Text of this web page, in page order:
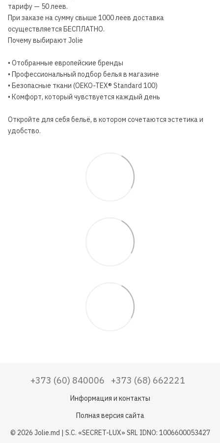
тарифу — 50 леев.
При заказе на сумму свыше 1000 леев доставка
осуществляется БЕСПЛАТНО.
Почему выбирают Jolie
• Отобранные европейские бренды
• Профессиональный подбор белья в магазине
• Безопасные ткани (OEKO-TEX® Standard 100)
• Комфорт, который чувствуется каждый день
Откройте для себя бельё, в котором сочетаются эстетика и
удобство.
+373 (60) 840006 +373 (68) 662221
Информация и контакты
Полная версия сайта
© 2026 Jolie.md | S.C. «SECRET-LUX» SRL IDNO: 1006600053427